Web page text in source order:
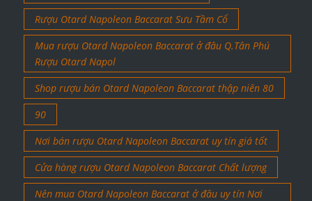
Rượu Otard Napoleon Baccarat Sưu Tầm Cổ
Mua rượu Otard Napoleon Baccarat ở đâu Q.Tân Phú
Rượu Otard Napol
Shop rượu bán Otard Napoleon Baccarat thập niên 80
90
Nơi bán rượu Otard Napoleon Baccarat uy tín giá tốt
Cửa hàng rượu Otard Napoleon Baccarat Chất lượng
Nên mua Otard Napoleon Baccarat ở đâu uy tín Nơi